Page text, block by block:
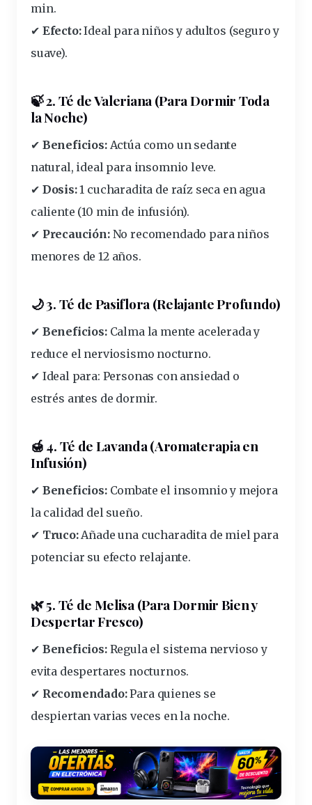
min.
✔ Efecto:Ideal para niñosy adultos (seguro y
suave).
🍃 2. Té de Valeriana (Para Dormir Toda
la Noche)
✔ Beneficios:Actúa como un sedante
natural, ideal para insomnio leve.
✔ Dosis:1 cucharadita de raíz seca en agua
caliente (10 min de infusión).
✔ Precaución:No recomendado para niños
menores de 12 años.
🌙 3. Té de Pasiflora (Relajante Profundo)
✔ Beneficios:Calma la mente acelerada y
reduce el nerviosismo nocturno.
✔ Ideal para: Personas con ansiedad o
estrés antes de dormir.
🍯 4. Té de Lavanda (Aromaterapia en
Infusión)
✔ Beneficios:Combate el insomnio y mejora
la calidad del sueño.
✔ Truco:Añade una cucharadita de miel para
potenciar su efecto relajante.
🌿 5. Té de Melisa (Para Dormir Bien y
Despertar Fresco)
✔ Beneficios:Regula el sistema nervioso y
evita despertares nocturnos.
✔ Recomendado:Para quienes se
despiertanvarias veces en la noche.